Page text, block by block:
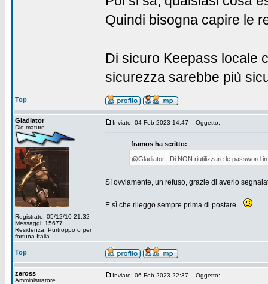
Quindi bisogna capire le
Di sicuro Keepass locale
sicurezza sarebbe più
Top
Gladiator
Dio maturo
Registrato: 05/12/10 21:32
Messaggi: 15677
Residenza: Purtroppo o per
fortuna Italia
Inviato: 04 Feb 2023 14:47 Oggetto:
framos ha scritto:
@Gladiator : Di NON riutilizzare le password
Sì ovviamente, un refuso, grazie di averlo
E sì che rileggo sempre prima di postare...
Top
zeross
Amministratore
Inviato: 06 Feb 2023 22:37 Oggetto: